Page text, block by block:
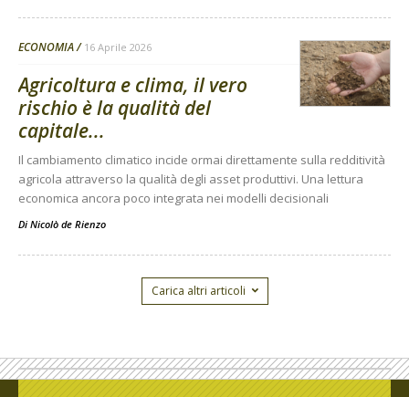
ECONOMIA 16 Aprile 2026
Agricoltura e clima, il vero
rischio è la qualità del
capitale...
Il cambiamento climatico incide ormai direttamente sulla redditività
agricola attraverso la qualità degli asset produttivi. Una lettura
economica ancora poco integrata nei modelli decisionali
Di Nicolò de Rienzo
Carica altri articoli